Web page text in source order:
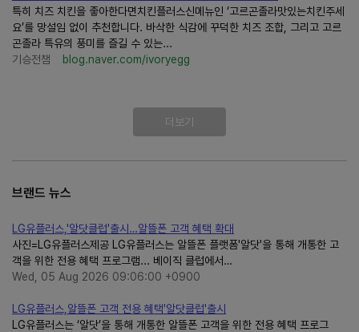
특히 치즈 치킨을 좋아한다면치킨플러스신메뉴인 ‘고르곤졸라맛있는치킨주세
요’를 망설임 없이 추천합니다. 바삭한 식감에 꾸덕한 치즈 조합, 그리고 고르
곤졸라 특유의 풍미를 즐길 수 있는...
기승전챔
blog.naver.com/ivoryegg
더보기
브랜드 뉴스
LG유플러스,'알닷클럽'출시…알뜰폰 고객 혜택 확대
사진=LG유플러스제공 LG유플러스는 알뜰폰 플랫폼'알닷'을 통해 개통한 고
객을 위한 전용 혜택 프로그램... 베이직 클럽에서…
Wed, 05 Aug 2026 09:06:00 +0900
LG유플러스,알뜰폰 고객 전용 혜택'알닷클럽'출시
LG유플러스는 ‘알닷’을 통해 개통한 알뜰폰 고객을 위한 전용 혜택 프로그